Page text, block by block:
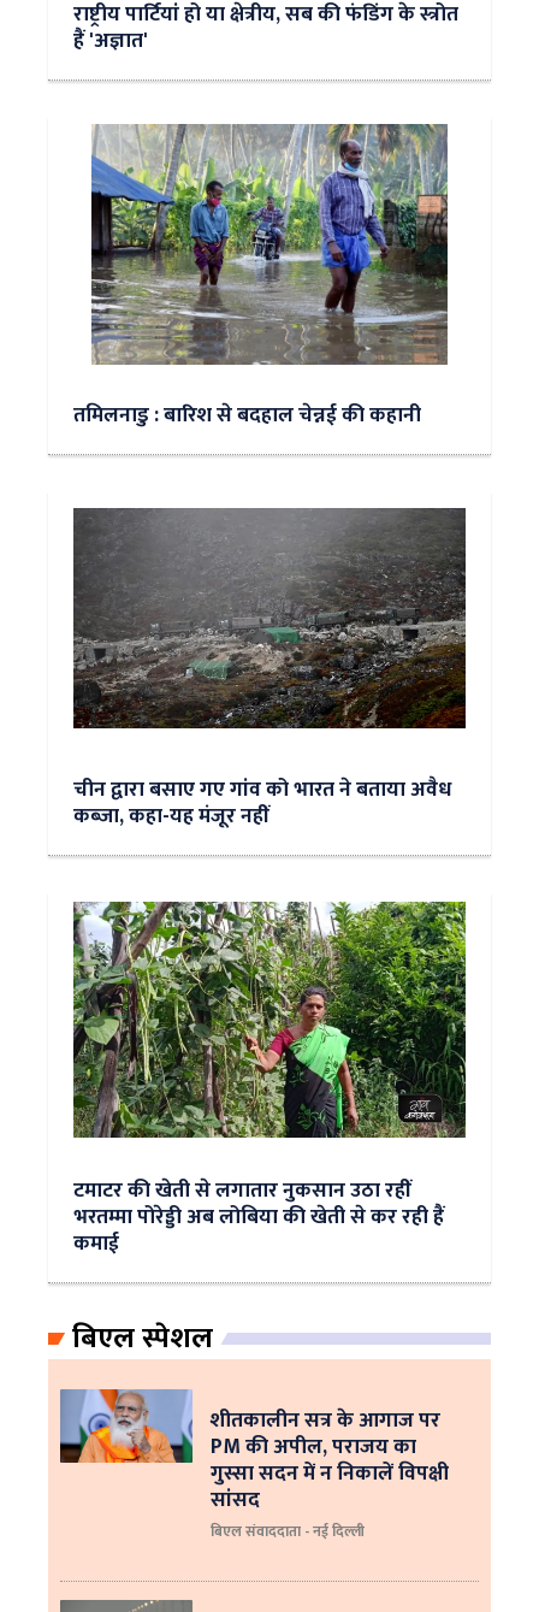
राष्ट्रीय पार्टियां हो या क्षेत्रीय, सब की फंडिंग के स्त्रोत
हैं 'अज्ञात'
तमिलनाडु : बारिश से बदहाल चेन्नई की कहानी
चीन द्वारा बसाए गए गांव को भारत ने बताया अवैध
कब्जा, कहा-यह मंजूर नहीं
टमाटर की खेती से लगातार नुकसान उठा रहीं
भरतम्मा पोरेड्डी अब लोबिया की खेती से कर रही हैं
कमाई
बिएल स्पेशल
शीतकालीन सत्र के आगाज पर
PM की अपील, पराजय का
गुस्सा सदन में न निकालें विपक्षी
सांसद
बिएल संवाददाता - नई दिल्ली